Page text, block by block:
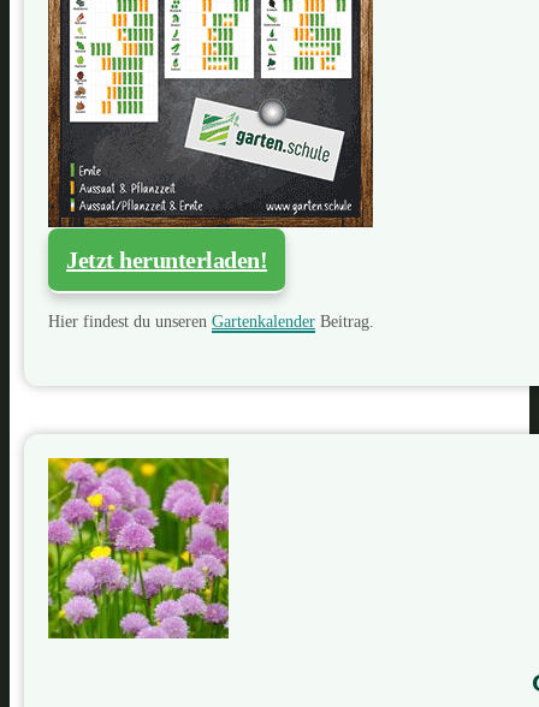
Jetzt herunterladen!
Hier findest du unseren Gartenkalender Beitrag.